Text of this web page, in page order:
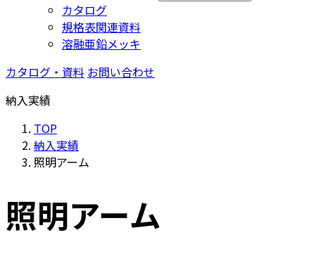
カタログ
規格表関連資料
溶融亜鉛メッキ
カタログ・資料 お問い合わせ
納入実績
TOP
納入実績
照明アーム
照明アーム